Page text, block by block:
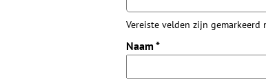
Vereiste velden zijn
Naam *